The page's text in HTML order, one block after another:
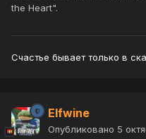
the Heart".
Счастье бывает только в
Elfwine
Опубликовано 5